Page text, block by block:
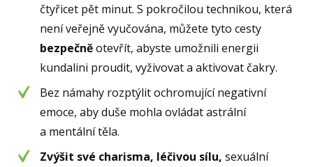
čtyřicet pět minut. S pokročilou technikou, která
není veřejně vyučována, můžete tyto cesty
bezpečněotevřít, abyste umožnili energii
kundalini proudit, vyživovat a aktivovat čakry.
Bez námahy rozptýlit ochromující negativní
emoce, aby duše mohla ovládat astrální
a mentální těla.
Zvýšit své charisma, léčivou sílu, sexuální